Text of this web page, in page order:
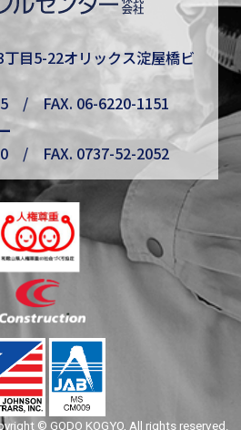
目5-22オリックス淀屋橋ビ
/ FAX. 06-6220-1151
/ FAX. 0737-52-2052
© GODO KOGYO, All rights reserved.